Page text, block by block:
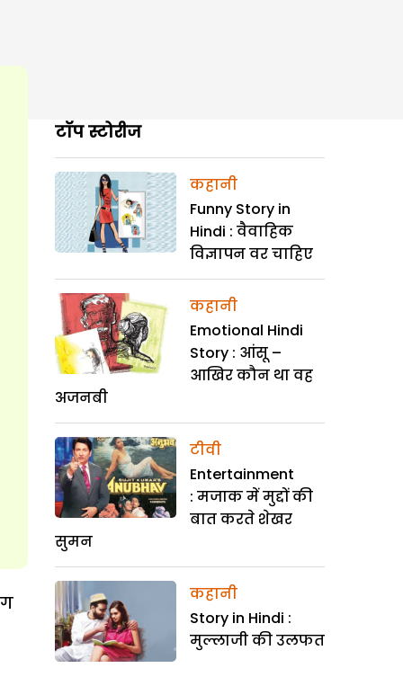
टॉप स्टोरीज
कहानी
Funny Story in
Hindi : वैवाहिक
विज्ञापन वर चाहिए
कहानी
Emotional Hindi
Story : आंसू –
आखिर कौन था वह
अजनबी
टीवी
Entertainment
: मजाक में मुद्दों की
बात करते शेखर
सुमन
कहानी
Story in Hindi :
मुल्लाजी की उलफत